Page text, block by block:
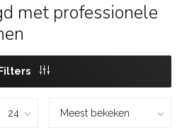
met professionele
Filters